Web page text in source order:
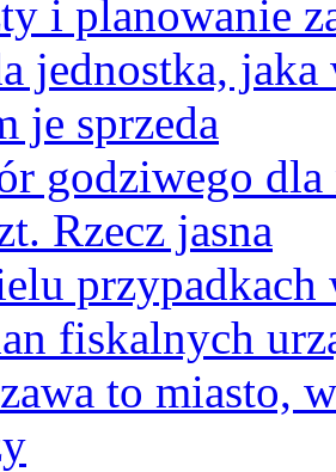
i planowanie
jednostka,
je sprzeda
godziwego dla
Rzecz jasna
przypadkach
fiskalnych
to miasto,